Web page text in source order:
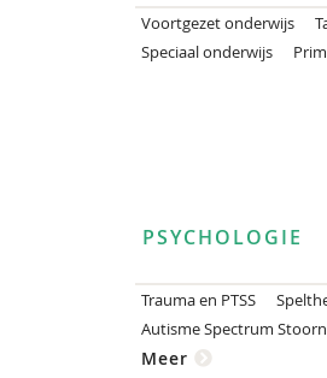
Voortgezet onderwijs
Speciaal onderwijs
PSYCHOLOGIE
Trauma en PTSS
Autisme Spectrum
Meer